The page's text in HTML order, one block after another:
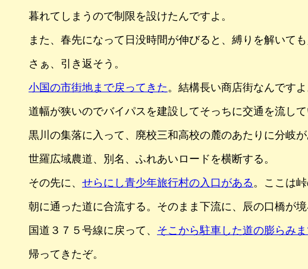
暮れてしまうので制限を設けたんですよ。
また、春先になって日没時間が伸びると、縛りを解いて
さぁ、引き返そう。
小国の市街地まで戻ってきた 。結構長い商店街なんです
道幅が狭いのでバイパスを建設してそっちに交通を流し
黒川の集落に入って、廃校三和高校の麓のあたりに分岐
世羅広域農道、別名、ふれあいロードを横断する。
その先に、 せらにし青少年旅行村の入口がある 。ここは
朝に通った道に合流する。そのまま下流に、辰の口橋が
国道３７５号線に戻って、 そこから駐車した道の膨らみ
帰ってきたぞ。